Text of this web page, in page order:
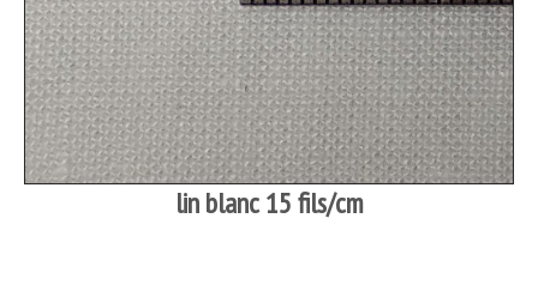
lin blanc 15 fils/cm